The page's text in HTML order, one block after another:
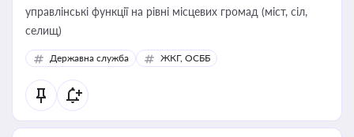
управлінські функції на рівні місцевих громад (міст, сіл,
селищ)
Державна служба ЖКГ, ОСББ